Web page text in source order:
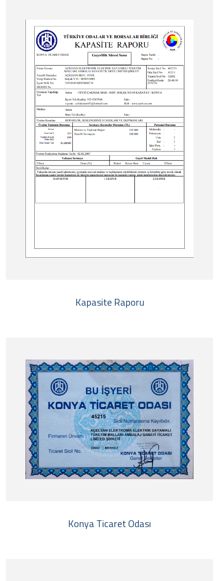
Kapasite Raporu
Konya Ticaret Odası